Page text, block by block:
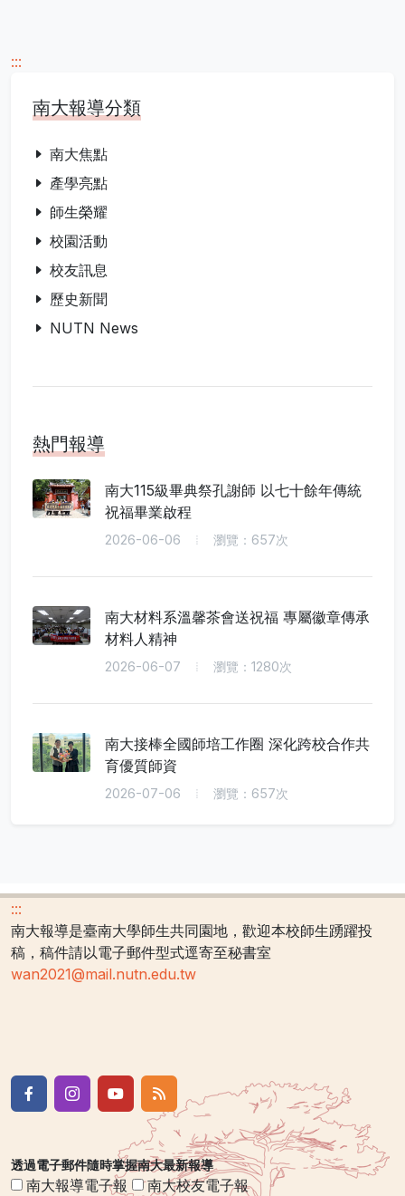
:::
南大報導分類
南大焦點
產學亮點
師生榮耀
校園活動
校友訊息
歷史新聞
NUTN News
熱門報導
南大115級畢典祭孔謝師 以七十餘年傳統
祝福畢業啟程
2026-06-06 瀏覽：657次
南大材料系溫馨茶會送祝福 專屬徽章傳承
材料人精神
2026-06-07 瀏覽：1280次
南大接棒全國師培工作圈 深化跨校合作共
育優質師資
2026-07-06 瀏覽：657次
:::
南大報導是臺南大學師生共同園地，歡迎本校師生踴躍投
稿，稿件請以電子郵件型式逕寄至秘書室
wan2021@mail.nutn.edu.tw
透過電子郵件隨時掌握南大最新報導
南大報導電子報 南大校友電子報